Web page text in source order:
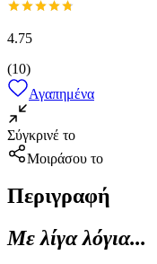
4.75
(10)
Αγαπημένα
Σύγκρινέ το
Μοιράσου το
Περιγραφή
Με λίγα λόγια...